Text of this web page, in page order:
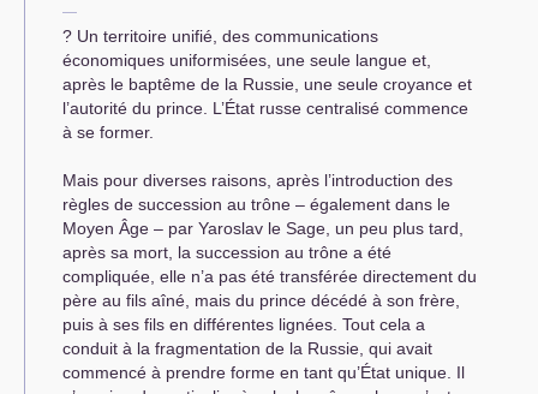
? Un territoire unifié, des communications
économiques uniformisées, une seule langue et,
après le baptême de la Russie, une seule croyance et
l’autorité du prince. L’État russe centralisé commence
à se former.
Mais pour diverses raisons, après l’introduction des
règles de succession au trône – également dans le
Moyen Âge – par Yaroslav le Sage, un peu plus tard,
après sa mort, la succession au trône a été
compliquée, elle n’a pas été transférée directement du
père au fils aîné, mais du prince décédé à son frère,
puis à ses fils en différentes lignées. Tout cela a
conduit à la fragmentation de la Russie, qui avait
commencé à prendre forme en tant qu’État unique. Il